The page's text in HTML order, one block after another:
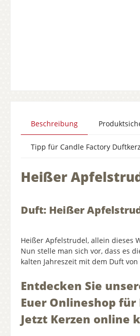
Beschreibung
Tipp für Candle Factory
Heißer
Duft: Heißer
Heißer Apfelstrudel, allein dieses
Nun stelle man sich vor, dass es
kalten Jahreszeit mit dem Duft
Entdecken Sie
Euer Onlineshop für
Jetzt Kerzen online